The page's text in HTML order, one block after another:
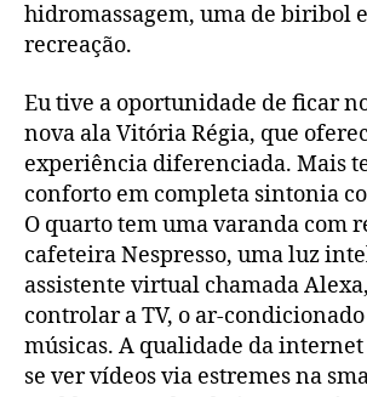
hidromassagem, uma de biribol
recreação.
Eu tive a oportunidade de ficar
nova ala Vitória Régia, que
experiência diferenciada. Mais
conforto em completa sintonia
O quarto tem uma varanda com
cafeteira Nespresso, uma luz
assistente virtual chamada
controlar a TV, o ar-
músicas. A qualidade da internet
se ver vídeos via estremes na